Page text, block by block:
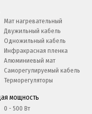
Мат нагревательный
Двужильный кабель
Одножильный кабель
Инфракрасная пленка
Алюминиевый мат
Саморегулируемый кабель
Терморегуляторы
мощность
0 - 500 Вт